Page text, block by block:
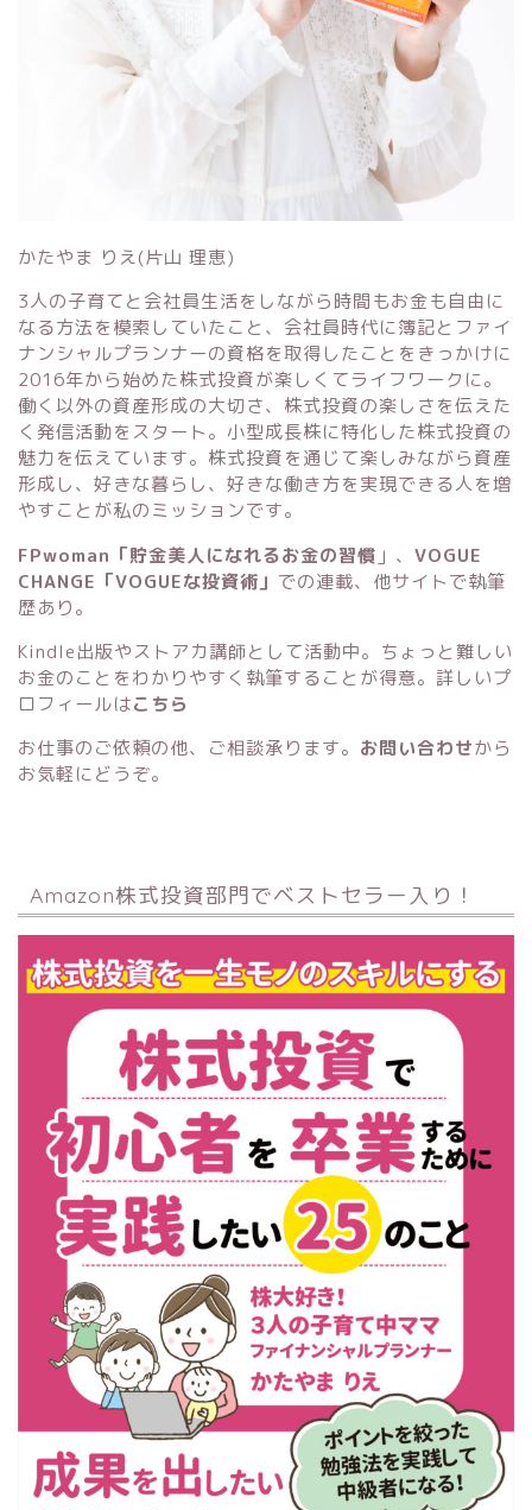
かたやま りえ(片山 理恵)
3人の子育てと会社員生活をしながら時間もお金も自由に
なる方法を模索していたこと、会社員時代に簿記とファイ
ナンシャルプランナーの資格を取得したことをきっかけに
2016年から始めた株式投資が楽しくてライフワークに。
働く以外の資産形成の大切さ、株式投資の楽しさを伝えた
く発信活動をスタート。小型成長株に特化した株式投資の
魅力を伝えています。株式投資を通じて楽しみながら資産
形成し、好きな暮らし、好きな働き方を実現できる人を増
やすことが私のミッションです。
FPwoman「貯金美人になれるお金の習慣 」 、 VOGUE
CHANGE「VOGUEな投資術」 での連載、他サイトで執筆
歴あり。
Kindle出版やストアカ講師として活動中。ちょっと難しい
お金のことをわかりやすく執筆することが得意。詳しいプ
ロフィールはこちら
お仕事のご依頼の他、ご相談承ります。 お問い合わせから
お気軽にどうぞ。
Amazon株式投資部門でベストセラー入り！